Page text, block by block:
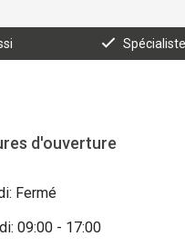
d'ouverture
Fermé
09:00 - 17:00